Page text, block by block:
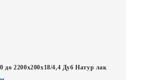
до 2200х200х18/4,4 Дуб Натур лак